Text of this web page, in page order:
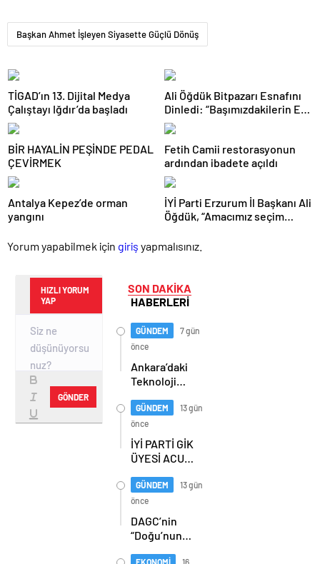
Başkan Ahmet İşleyen Siyasette Güçlü Dönüş
TİGAD’ın 13. Dijital Medya
Çalıştayı Iğdır’da başladı
Ali Öğdük Bitpazarı Esnafını
Dinledi: “Başımızdakilerin Eli
Her Daim Bizim Cebimizde”
BİR HAYALİN PEŞİNDE PEDAL
ÇEVİRMEK
Fetih Camii restorasyonun
ardından ibadete açıldı
Antalya Kepez’de orman
yangını
İYİ Parti Erzurum İl Başkanı Ali
Öğdük, “Amacımız seçim
Yorum yapabilmek için giriş yapmalısınız.
HIZLI YORUM
YAP
GÖNDER
SON DAKİKA
HABERLERİ
GÜNDEM
7 gün
önce
Ankara’daki
Teknoloji
Teknopark
Nasıl
Büyüyor?
Burcu Alkan
Bilir Yeni
Hedefleri
Anlattı
GÜNDEM
13 gün
önce
İYİ PARTİ GİK
ÜYESİ ACUR,
PARTİLİLERLE
BULUŞTU
GÜNDEM
13 gün
önce
DAGC’nin
“Doğu’nun
EKONOMİ
16